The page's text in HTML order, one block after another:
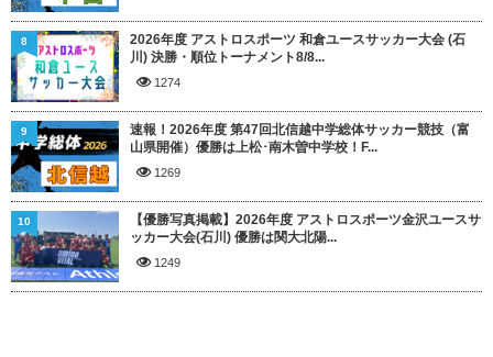
2026年度 アストロスポーツ 和倉ユースサッカー大会 (石
川) 決勝・順位トーナメント8/8...
1274
8
速報！2026年度 第47回北信越中学総体サッカー競技（富
山県開催）優勝は上松･南木曽中学校！F...
1269
9
【優勝写真掲載】2026年度 アストロスポーツ金沢ユースサ
ッカー大会(石川) 優勝は関大北陽...
1249
10